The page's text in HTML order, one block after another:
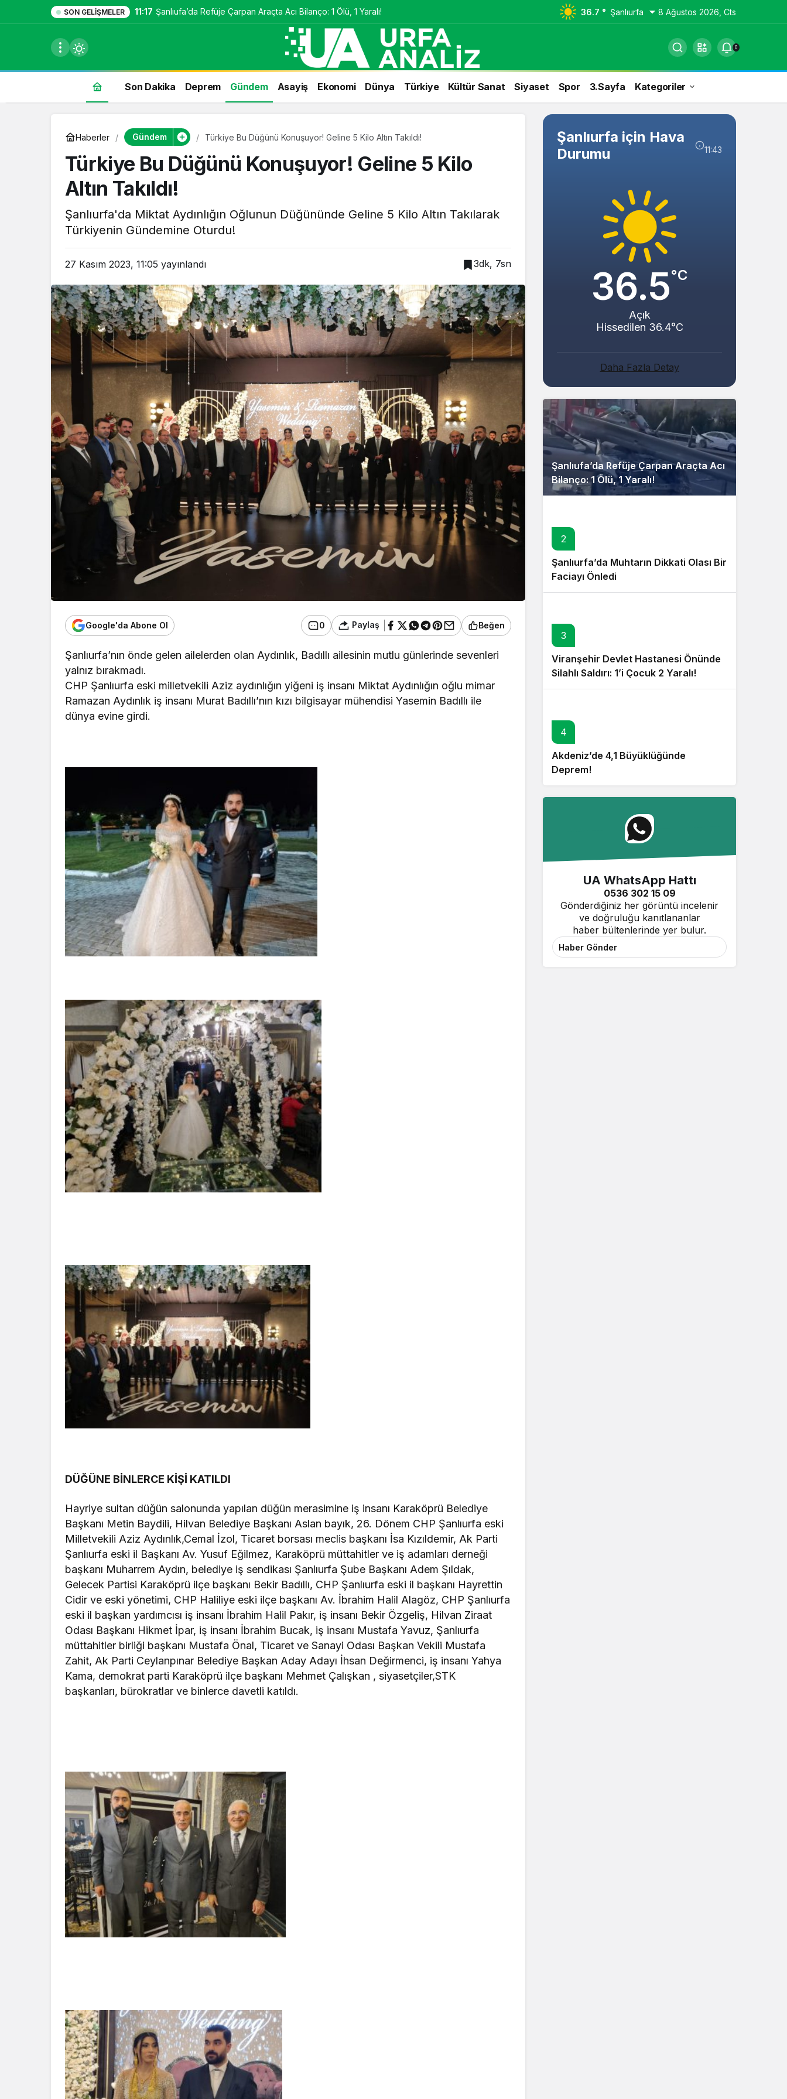
SON GELIŞMELER 11:17 Şanlıufa’da Refüje Çarpan Araçta Acı Bilanço: 1 Ölü, 1 Yaralı! 36.7 ° Şanlıurfa 8 Ağustos 2026, Cts
0
Son Dakika Deprem Gündem Asayiş Ekonomi Dünya Türkiye Kültür Sanat Siyaset Spor 3.Sayfa Kategoriler
Haberler Gündem Türkiye Bu Düğünü Konuşuyor! Geline 5 Kilo Altın Takıldı!
Türkiye Bu Düğünü Konuşuyor! Geline 5 Kilo
Altın Takıldı!
Şanlıurfa'da Miktat Aydınlığın Oğlunun Düğününde Geline 5 Kilo Altın Takılarak
Türkiyenin Gündemine Oturdu!
27 Kasım 2023, 11:05 yayınlandı 3dk, 7sn
Google'da Abone Ol 0 Paylaş Beğen
Şanlıurfa’nın önde gelen ailelerden olan Aydınlık, Badıllı ailesinin mutlu günlerinde sevenleri
yalnız bırakmadı.
CHP Şanlıurfa eski milletvekili Aziz aydınlığın yiğeni iş insanı Miktat Aydınlığın oğlu mimar
Ramazan Aydınlık iş insanı Murat Badıllı’nın kızı bilgisayar mühendisi Yasemin Badıllı ile
dünya evine girdi.
DÜĞÜNE BİNLERCE KİŞİ KATILDI
Hayriye sultan düğün salonunda yapılan düğün merasimine iş insanı Karaköprü Belediye
Başkanı Metin Baydili, Hilvan Belediye Başkanı Aslan bayık, 26. Dönem CHP Şanlıurfa eski
Milletvekili Aziz Aydınlık,Cemal İzol, Ticaret borsası meclis başkanı İsa Kızıldemir, Ak Parti
Şanlıurfa eski il Başkanı Av. Yusuf Eğilmez, Karaköprü müttahitler ve iş adamları derneği
başkanı Muharrem Aydın, belediye iş sendikası Şanlıurfa Şube Başkanı Adem Şıldak,
Gelecek Partisi Karaköprü ilçe başkanı Bekir Badıllı, CHP Şanlıurfa eski il başkanı Hayrettin
Cidir ve eski yönetimi, CHP Haliliye eski ilçe başkanı Av. İbrahim Halil Alagöz, CHP Şanlıurfa
eski il başkan yardımcısı iş insanı İbrahim Halil Pakır, iş insanı Bekir Özgeliş, Hilvan Ziraat
Odası Başkanı Hikmet İpar, iş insanı İbrahim Bucak, iş insanı Mustafa Yavuz, Şanlıurfa
müttahitler birliği başkanı Mustafa Önal, Ticaret ve Sanayi Odası Başkan Vekili Mustafa
Zahit, Ak Parti Ceylanpınar Belediye Başkan Aday Adayı İhsan Değirmenci, iş insanı Yahya
Kama, demokrat parti Karaköprü ilçe başkanı Mehmet Çalışkan , siyasetçiler,STK
başkanları, bürokratlar ve binlerce davetli katıldı.
Şanlıurfa için Hava
Durumu
11:43
36.5°C
Açık
Hissedilen 36.4°C
Daha Fazla Detay
Şanlıufa’da Refüje Çarpan Araçta Acı
Bilanço: 1 Ölü, 1 Yaralı!
2
Şanlıurfa’da Muhtarın Dikkati Olası Bir
Faciayı Önledi
3
Viranşehir Devlet Hastanesi Önünde
Silahlı Saldırı: 1’i Çocuk 2 Yaralı!
4
Akdeniz’de 4,1 Büyüklüğünde
Deprem!
UA WhatsApp Hattı
0536 302 15 09
Gönderdiğiniz her görüntü incelenir
ve doğruluğu kanıtlananlar
haber bültenlerinde yer bulur.
Haber Gönder